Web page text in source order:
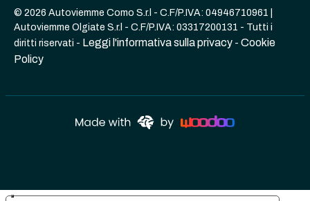
© 2026 Autoviemme Como S.r.l - C.F/P.IVA: 04946710961 |
Autoviemme Olgiate S.r.l - C.F/P.IVA: 03317200131 - Tutti i
diritti riservati - Leggi l'informativa sulla privacy - Cookie
Policy